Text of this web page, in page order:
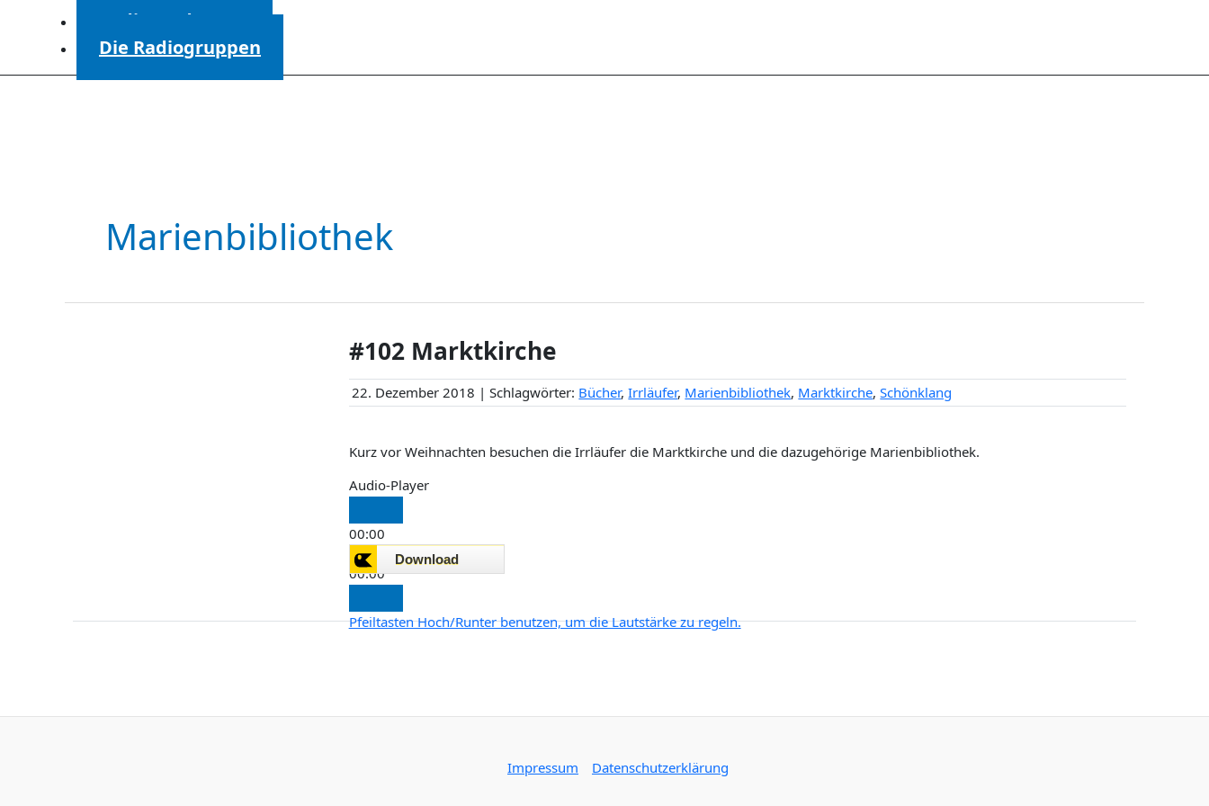
Radiosendungen
Die Radiogruppen
Marienbibliothek
#102 Marktkirche
22. Dezember 2018 | Schlagwörter: Bücher,Irrläufer, Marienbibliothek, Marktkirche,Schönklang
Kurz vor Weihnachten besuchen die Irrläufer die Marktkirche und die dazugehörige Marienbibliothek.
Audio-Player
00:00
00:00
00:00
Pfeiltasten Hoch/Runter benutzen, um die Lautstärke zu regeln.
Impressum Datenschutzerklärung